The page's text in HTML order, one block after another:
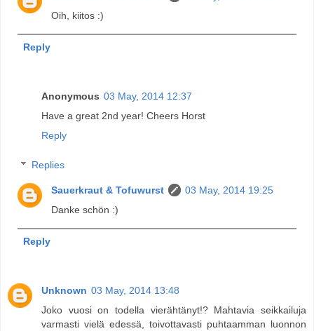
Oih, kiitos :)
Reply
Anonymous 03 May, 2014 12:37
Have a great 2nd year! Cheers Horst
Reply
Replies
Sauerkraut & Tofuwurst
03 May, 2014 19:25
Danke schön :)
Reply
Unknown 03 May, 2014 13:48
Joko vuosi on todella vierähtänyt!? Mahtavia seikkailuja
varmasti vielä edessä, toivottavasti puhtaamman luonnon